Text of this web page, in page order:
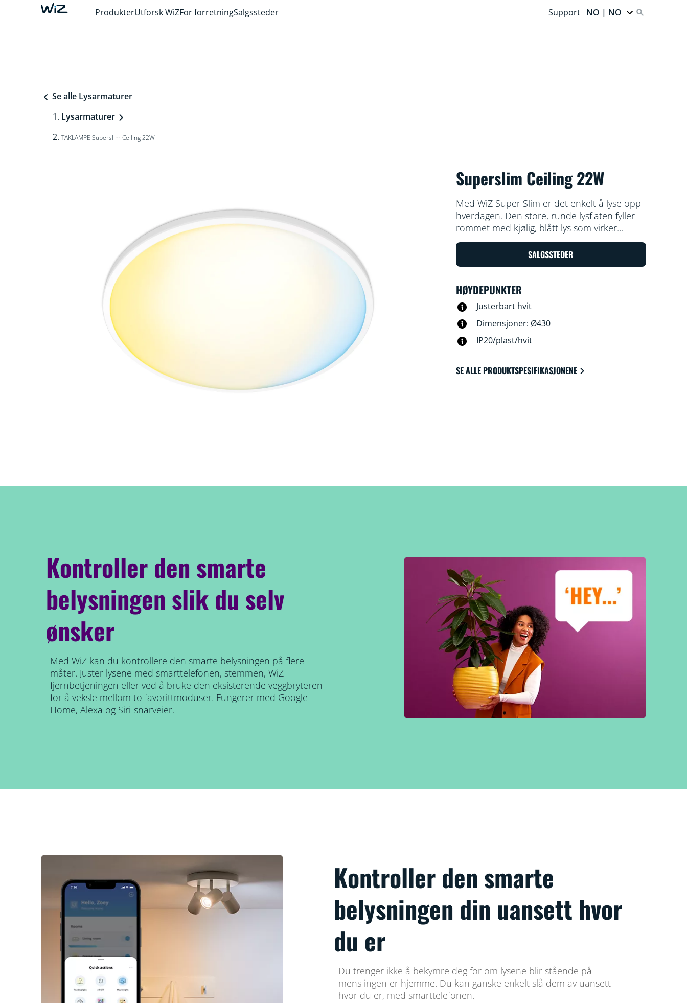
ProdukterUtforsk WiZFor forretningSalgssteder Support NO | NO
Se alle Lysarmaturer
Lysarmaturer
TAKLAMPE Superslim Ceiling 22W
Superslim Ceiling 22W
Med WiZ Super Slim er det enkelt å lyse opp
hverdagen. Den store, runde lysflaten fyller
rommet med kjølig, blått lys som virker
oppkvikkende og gjør det lettere å
konsentrere seg, og den kan dimmes til en
myk og varm lysfarge når du vil slappe av.
SALGSSTEDER
HØYDEPUNKTER
Justerbart hvit
Dimensjoner: Ø430
IP20/plast/hvit
SE ALLE PRODUKTSPESIFIKASJONENE
Kontroller den smarte
belysningen slik du selv
ønsker
Med WiZ kan du kontrollere den smarte belysningen på flere
måter. Juster lysene med smarttelefonen, stemmen, WiZ-
fjernbetjeningen eller ved å bruke den eksisterende veggbryteren
for å veksle mellom to favorittmoduser. Fungerer med Google
Home, Alexa og Siri-snarveier.
Kontroller den smarte
belysningen din uansett hvor
du er
Du trenger ikke å bekymre deg for om lysene blir stående på
mens ingen er hjemme. Du kan ganske enkelt slå dem av uansett
hvor du er, med smarttelefonen.